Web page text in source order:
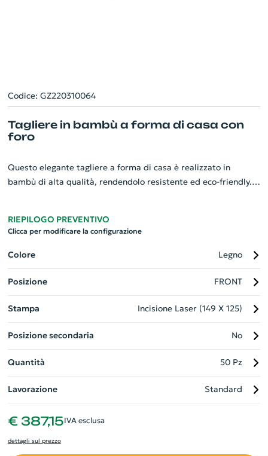
Codice: GZ220310064
Tagliere in bambù a forma di casa con
foro
Questo elegante tagliere a forma di casa è realizzato in
bambù di alta qualità, rendendolo resistente ed eco-friendly.
scanalatura, cattura efficacemente i succhi degli alimenti,
foro, può essere appeso facilmente, risparmiando spazio sul
piano di lavoro. Questo tagliere è l'accessorio perfetto per
qualsiasi azienda che desideri offrire ai propri clienti un
gadget unico e utile.
RIEPILOGO PREVENTIVO
Clicca per modificare la configurazione
Colore Legno
Posizione FRONT
Stampa Incisione Laser (149 X 125)
Posizione secondaria No
Quantità 50 Pz
Lavorazione Standard
€ 387,15IVA esclusa
dettagli sul prezzo